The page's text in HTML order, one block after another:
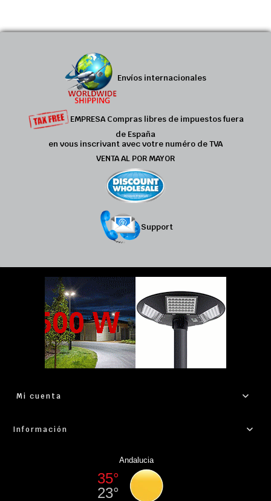
Envíos internacionales
EMPRESA Compras libres de impuestos fuera
de España
en vous inscrivant avec votre numéro de TVA
VENTA AL POR MAYOR
Support
Mi cuenta
Información